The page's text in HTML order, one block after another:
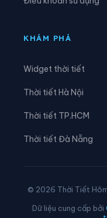
Xã Nam Cường
KHÁM PHÁ
Widget thời tiết
Thời tiết Hà Nội
Thời tiết TP.HCM
Thời tiết Đà Nẵng
© 2026 Thời Tiết
Dữ liệu cung cấp bởi